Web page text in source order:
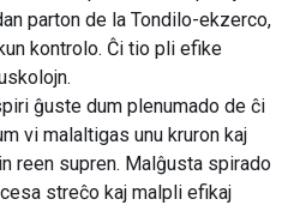
parton de la Tondilo-ekzerco,
kontrolo. Ĉi tio pli efike
ĝuste dum plenumado de ĉi
vi malaltigas unu kruron kaj
reen supren. Malĝusta spirado
streĉo kaj malpli efikaj